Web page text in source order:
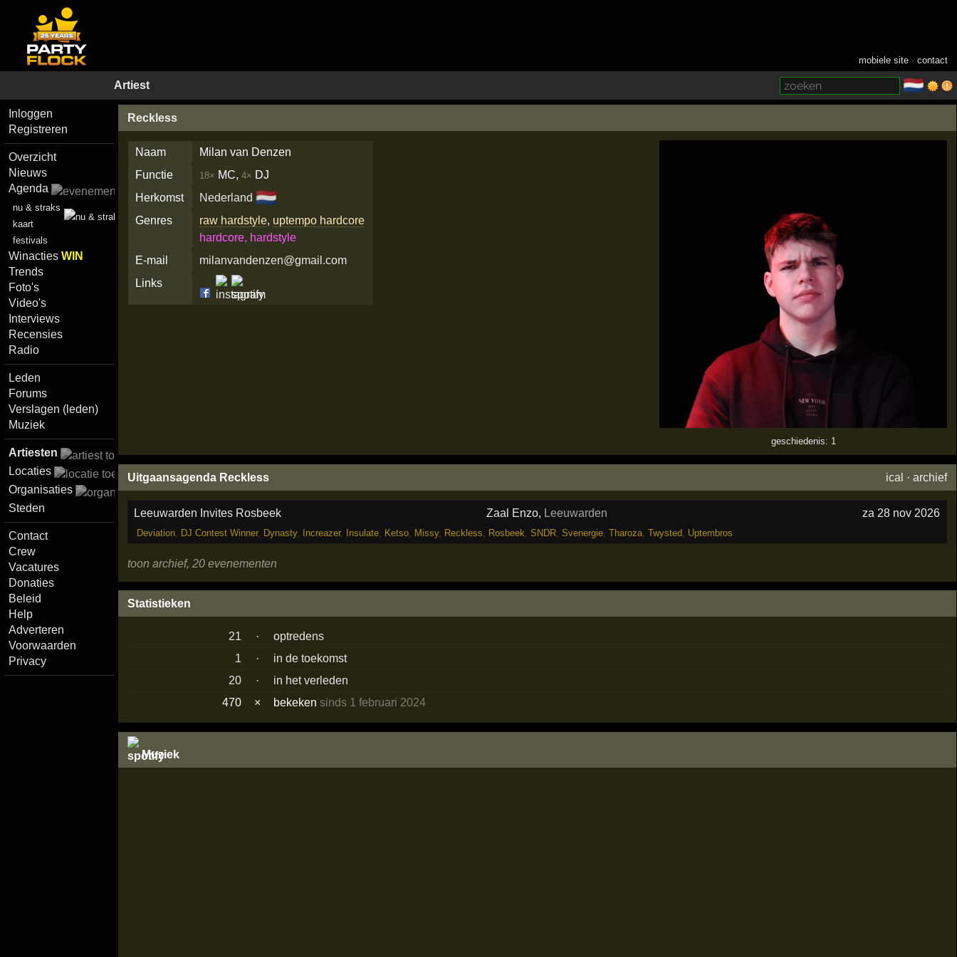
mobiele site ·contact
Artiest 🇳🇱
Inloggen
Registreren
Overzicht
Nieuws
Agenda
nu & straks
kaart
festivals
WinactiesWIN
Trends
Foto's
Video's
Interviews
Recensies
Radio
Leden
Forums
Verslagen (leden)
Muziek
Artiesten
Locaties
Organisaties
Steden
Contact
Crew
Vacatures
Donaties
Beleid
Help
Adverteren
Voorwaarden
Privacy
Reckless
geschiedenis: 1
Naam
Milan van Denzen
Functie
18× MC,4× DJ
Herkomst
Nederland 🇳🇱
Genres raw hardstyle, uptempo hardcore
hardcore, hardstyle
E-mail
milanvandenzen@gmail.com
Links
Uitgaansagenda Reckless ical ·archief
Leeuwarden Invites Rosbeek Zaal Enzo, Leeuwarden za 28 nov 2026
Deviation, DJ Contest Winner, Dynasty, Increazer, Insulate, Ketso, Missy, Reckless Rosbeek SNDR, Svenergie, Tharoza, Twysted, Uptembros
toon archief, 20 evenementen
Statistieken
21 ·
optredens
1
·
in de toekomst
20
·
in het verleden
470
× bekekensinds 1 februari 2024
Muziek